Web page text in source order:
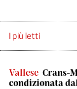
I più letti
Vallese Crans-
condizionata